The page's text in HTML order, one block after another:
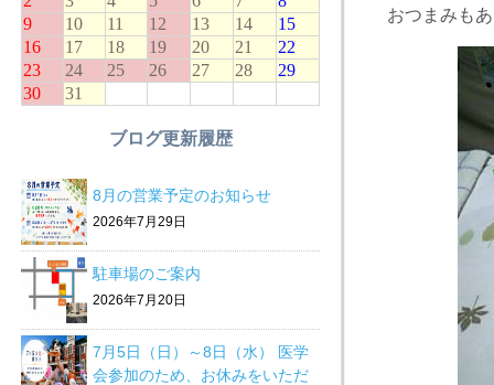
おつまみも
ブログ更新履歴
8月の営業予定のお知らせ
2026年7月29日
駐車場のご案内
2026年7月20日
7月5日（日）～8日（水） 医学
会参加のため、お休みをいただ